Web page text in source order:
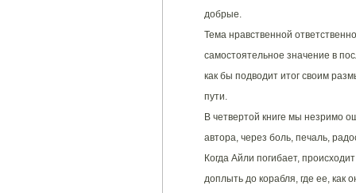
добрые.
Тема нравственной
самостоятельное значение в
как бы подводит итог своим
пути.
В четвертой книге мы незримо
автора, через боль, печаль,
Когда Айли погибает,
доплыть до корабля, где ее, как